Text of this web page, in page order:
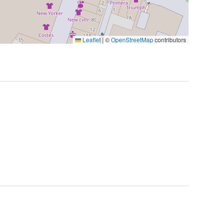
Leaflet|©OpenStreetMapcontributors